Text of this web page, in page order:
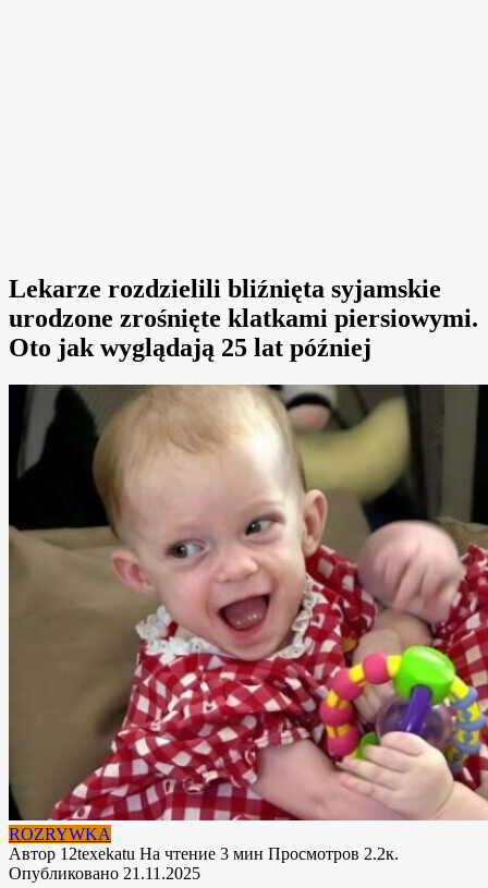
Lekarze rozdzielili bliźnięta syjamskie
urodzone zrośnięte klatkami piersiowymi.
Oto jak wyglądają 25 lat później
ROZRYWKA
Автор 12texekatu На чтение 3 мин Просмотров 2.2к.
Опубликовано 21.11.2025